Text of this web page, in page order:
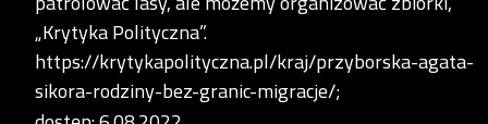
„Krytyka Polityczna”.
https://krytykapolityczna.pl/kraj/przyborska-agata-
sikora-rodziny-bez-granic-migracje/;